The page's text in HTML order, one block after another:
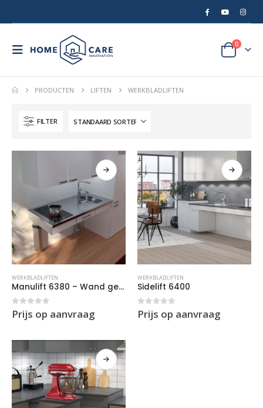
0
PRODUCTEN LIFTEN WERKBLADLIFTEN
FILTER
WERKBLADLIFTEN
Manulift 6380 – Wand gemonteerd – handmatig
0 out of 5
Prijs op aanvraag
WERKBLADLIFTEN
Sidelift 6400
0 out of 5
Prijs op aanvraag